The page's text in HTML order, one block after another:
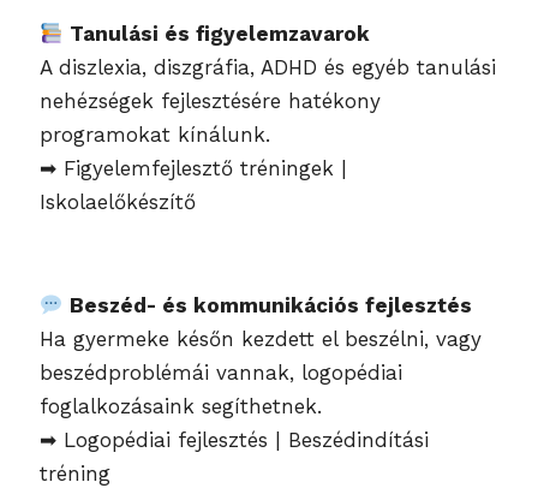
Tanulási és figyelemzavarok
A diszlexia, diszgráfia, ADHD és egyéb tanulási
nehézségek fejlesztésére hatékony
programokat kínálunk.
➡ Figyelemfejlesztő tréningek |
Iskolaelőkészítő
Beszéd- és kommunikációs fejlesztés
Ha gyermeke későn kezdett el beszélni, vagy
beszédproblémái vannak, logopédiai
foglalkozásaink segíthetnek.
➡ Logopédiai fejlesztés | Beszédindítási
tréning